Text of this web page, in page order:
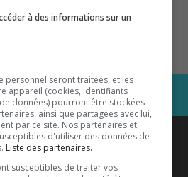
Countryest diffusé
sur1033 HD2
à des informations sur un
personnel seront traitées, et les
appareil (cookies, identifiants
données) pourront être stockées
ainsi que partagées avec lui,
par ce site. Nos partenaires et
d'utiliser des données de
Liste des partenaires.
susceptibles de traiter vos